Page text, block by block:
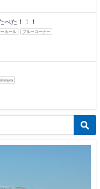
べた！！！
ーホール ブルーコーナー